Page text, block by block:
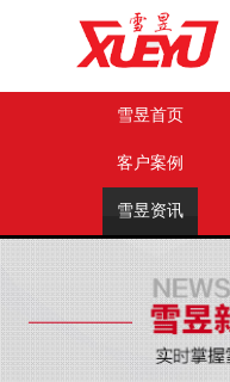
雪昱首页
客户案例
雪昱资讯